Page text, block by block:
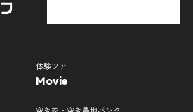
体験ツアー
Movie